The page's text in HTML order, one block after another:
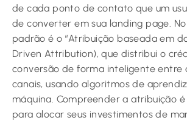
de cada ponto de contato que um
de converter em sua landing page.
padrão é o “Atribuição baseada em
Driven Attribution), que distribui o
conversão de forma inteligente entre
canais, usando algoritmos de
máquina. Compreender a atribuição
para alocar seus investimentos de